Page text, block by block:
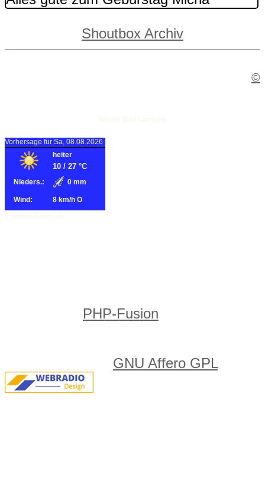
Shoutbox Archiv
©
Vorhersage für Sa, 08.08.2026
heiter
10 / 27 °C
Nieders.: 0 mm
Wind:
8 km/h O
PHP-Fusion
GNU Affero GPLv3.